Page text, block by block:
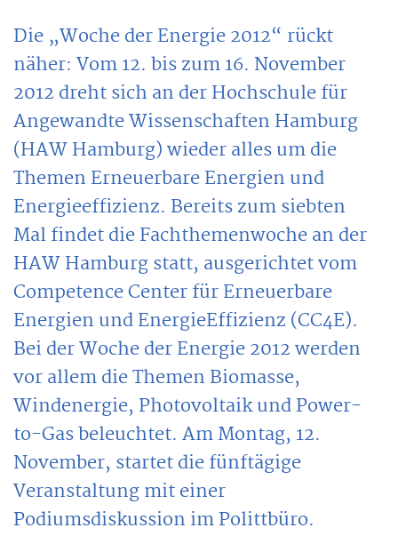
Die „Woche der Energie 2012“ rückt
näher: Vom 12. bis zum 16. November
2012 dreht sich an der Hochschule für
Angewandte Wissenschaften Hamburg
(HAW Hamburg) wieder alles um die
Themen Erneuerbare Energien und
Energieeffizienz. Bereits zum siebten
Mal findet die Fachthemenwoche an der
HAW Hamburg statt, ausgerichtet vom
Competence Center für Erneuerbare
Energien und EnergieEffizienz (CC4E).
Bei der Woche der Energie 2012 werden
vor allem die Themen Biomasse,
Windenergie, Photovoltaik und Power-
to-Gas beleuchtet. Am Montag, 12.
November, startet die fünftägige
Veranstaltung mit einer
Podiumsdiskussion im Polittbüro.